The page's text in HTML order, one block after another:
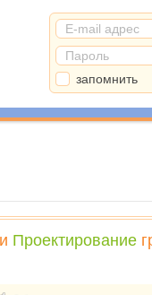
запомнить
Проектирование